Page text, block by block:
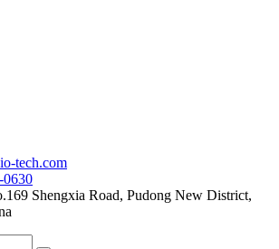
tech.com
0630
Shengxia Road, Pudong New District,